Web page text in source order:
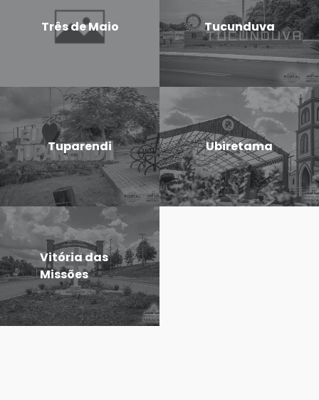
Três de Maio Tucunduva
Tuparendi Ubiretama
Vitória das
Missões